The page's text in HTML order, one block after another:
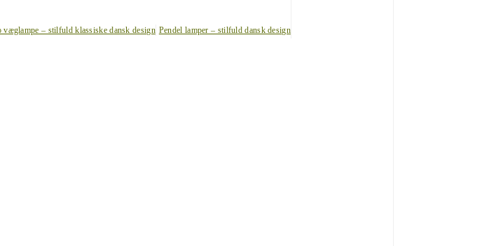
væglampe – stilfuld klassiske dansk design Pendel lamper – stilfuld dansk design